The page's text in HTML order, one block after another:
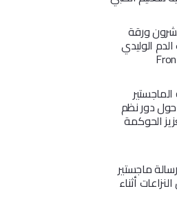
ورقة
الوليدي
حول دور نظم
الحوكمة
ماجستير
أثناء